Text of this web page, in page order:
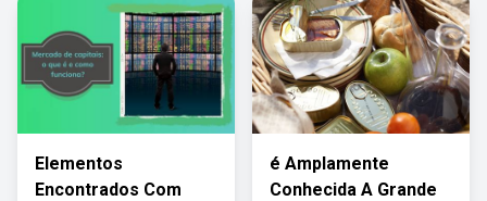
Elementos
Encontrados Com
é Amplamente
Conhecida A Grande